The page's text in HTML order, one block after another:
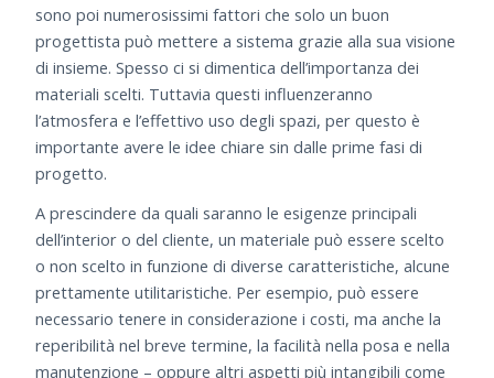
sono poi numerosissimi fattori che solo un buon
progettista può mettere a sistema grazie alla sua visione
di insieme. Spesso ci si dimentica dell’importanza dei
materiali scelti. Tuttavia questi influenzeranno
l’atmosfera e l’effettivo uso degli spazi, per questo è
importante avere le idee chiare sin dalle prime fasi di
progetto.
A prescindere da quali saranno le esigenze principali
dell’interior o del cliente, un materiale può essere scelto
o non scelto in funzione di diverse caratteristiche, alcune
prettamente utilitaristiche. Per esempio, può essere
necessario tenere in considerazione i costi, ma anche la
reperibilità nel breve termine, la facilità nella posa e nella
manutenzione – oppure altri aspetti più intangibili come